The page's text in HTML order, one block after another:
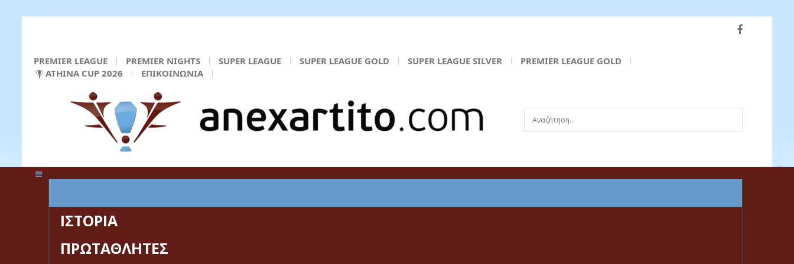
PREMIER LEAGUE PREMIER NIGHTS SUPER LEAGUE SUPER LEAGUE GOLD SUPER LEAGUE SILVER
PREMIER LEAGUE GOLD
ATHINA CUP 2026
ΕΠΙΚΟΙΝΩΝΙΑ
Αναζήτηση...
ΙΣΤΟΡΙΑ
ΠΡΩΤΑΘΛΗΤΕΣ